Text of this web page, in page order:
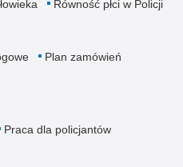
Równość płci w Policji
Plan zamówień
Praca dla policjantów